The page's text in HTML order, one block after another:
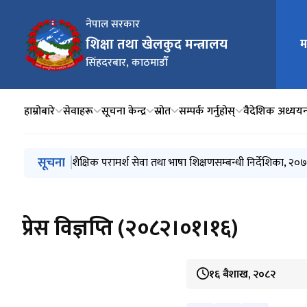
नेपाल सरकार
शिक्षा तथा खेलकुद मन्त्रालय
सिंहदरबार, काठमाडौँ
मुख्य
हाम्रोबारे सेवाहरू सूचना केन्द्र स्रोत सम्पर्क गर्नुहोस् वैदेशिक
मुख्य नेभिगेसनमा जानुहोस्
सूचना Invitation for Sealed Quotation
शैक्षिक परामर्श सेवा तथा भाषा शिक्षणसम्बन्धी निर्देशिका,
सङ्क्षिप्त सूची प्रकाशन तथा प्रस्तुतीकरण र
सूचनाको हक अन्तर्गत स्वतः प्रकाशन २०८३ बैशाख देखि
शिक्षक सेवा आयोगको अध्यक्ष र सदस्य पदमा नियुक्तिका
प्रेस विज्ञप्ति (२०८२।०१।१६)
१६ बैशाख, २०८२